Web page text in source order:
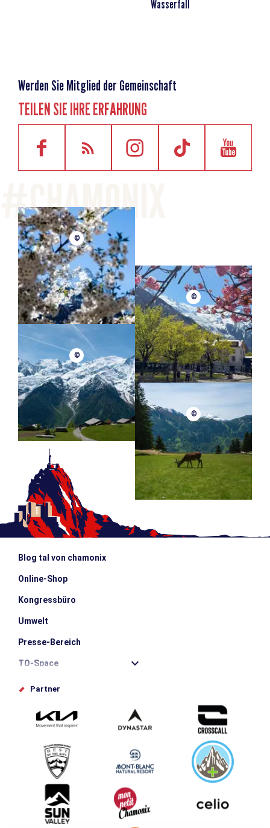
Entfernung
Starthöhe
Maximale Höhe 1375m
Positive Erhebung 250m
Dauer einfache Fahrt
Wasserfall
Werden Sie Mitglied der Gemeinschaft
TEILEN SIE IHRE ERFAHRUNG
©
©
©
©
Blog tal von chamonix
Online-Shop
Kongressbüro
Umwelt
Presse-Bereich
TO-Space
Offices de tourisme
Schlagen Sie Ihr Event vor
Service groupes et séminaires
Herunterladen
Tourismus & Behinderung
Partner